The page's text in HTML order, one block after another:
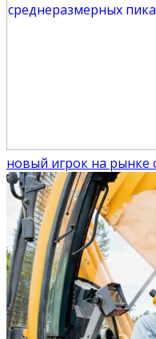
новый игрок на рынке